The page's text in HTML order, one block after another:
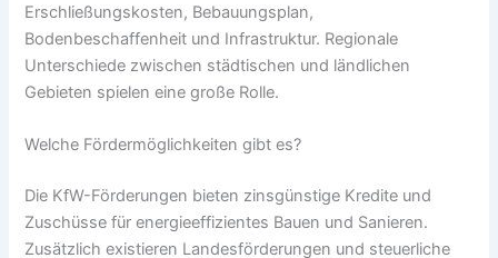
Erschließungskosten, Bebauungsplan,
Bodenbeschaffenheit und Infrastruktur. Regionale
Unterschiede zwischen städtischen und ländlichen
Gebieten spielen eine große Rolle.
Welche Fördermöglichkeiten gibt es?
Die KfW-Förderungen bieten zinsgünstige Kredite und
Zuschüsse für energieeffizientes Bauen und Sanieren.
Zusätzlich existieren Landesförderungen und steuerliche